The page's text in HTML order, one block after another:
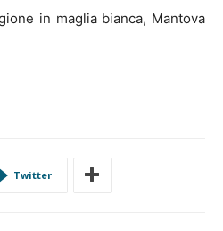
in maglia bianca, Mantova
Twitter